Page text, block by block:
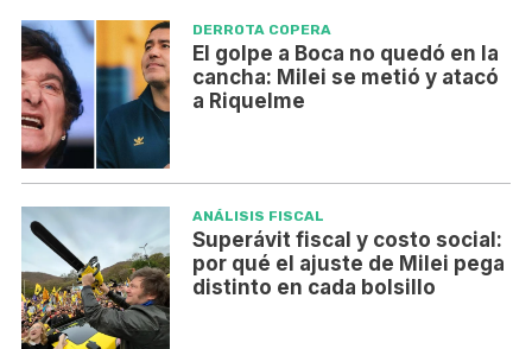
DERROTA COPERA
El golpe a Boca no quedó en la
cancha: Milei se metió y atacó
a Riquelme
ANÁLISIS FISCAL
Superávit fiscal y costo social:
por qué el ajuste de Milei pega
distinto en cada bolsillo